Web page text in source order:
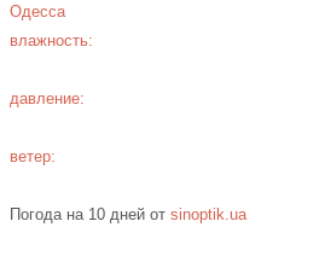
Одесса
влажность:
давление:
ветер:
Погода на 10 дней отsinoptik.ua